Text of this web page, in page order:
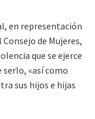
en representación
de Mujeres,
que se ejerce
«así como
sus hijos e hijas